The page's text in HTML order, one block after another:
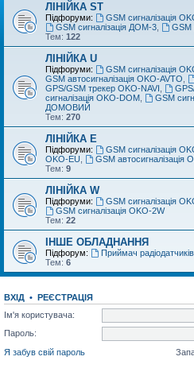
ЛІНІЙКА ST
Підфоруми: GSM сигналізація
GSM сигналізація ДОМ-3,
Тем: 122
ЛІНІЙКА U
Підфоруми: GSM сигналізація
GSM автосигналізація OKO-AVTO
GPS/GSM трекер OKO-NAVI
сигналізація OKO-DOM
GSM
ДОМОВИЙ
Тем: 270
ЛІНІЙКА E
Підфоруми: GSM сигналізація
OKO-EU
GSM автосигналізація
Тем: 9
ЛІНІЙКА W
Підфоруми: GSM сигналізація
GSM сигналізація OKO-2W
Тем: 22
ІНШЕ ОБЛАДНАННЯ
Підфорум:
Приймач
Тем: 6
ВХІД • РЕЄСТРАЦІЯ
Ім'я користувача:
Пароль:
Я забув свій пароль